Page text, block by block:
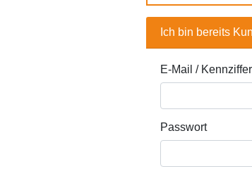
Ich bin bereits
E-Mail / Kennziffer
Passwort